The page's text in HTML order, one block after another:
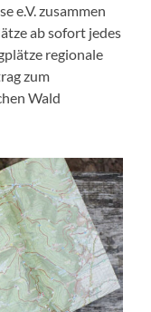
e.V. zusammen
ab sofort jedes
regionale
zum
Wald